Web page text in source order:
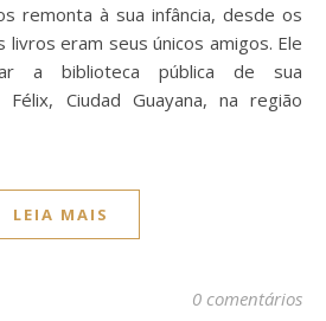
remonta à sua infância, desde os
livros eram seus únicos amigos. Ele
a biblioteca pública de sua
Félix, Ciudad Guayana, na região
LEIA MAIS
0 comentários